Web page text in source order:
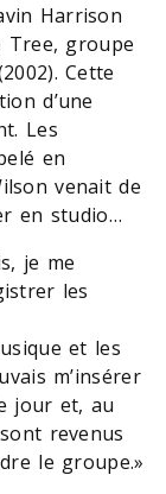
Harrison
Tree, groupe
Cette
d’une
Les
en
venait de
en studio…
je me
les
et les
m’insérer
jour et, au
revenus
le groupe.»